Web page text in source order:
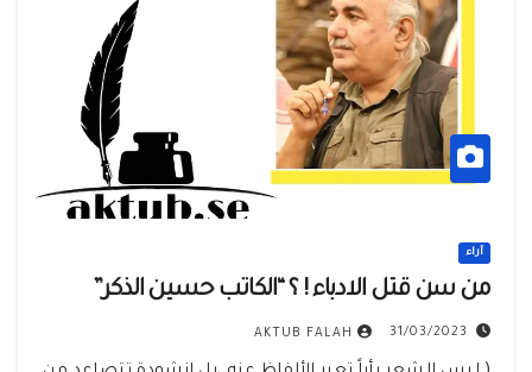
أراء
من سن قتل الادباء ! ؟ “الكاتب حسين الذكر”
31/03/2023
AKTUB FALAH